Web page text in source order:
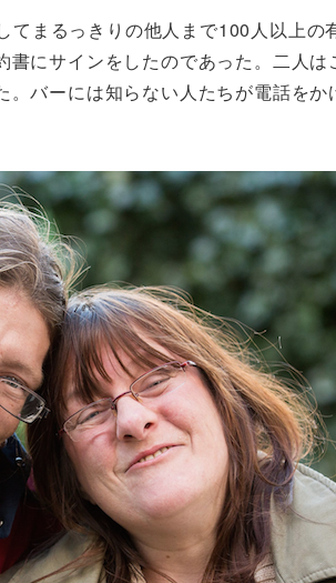
まるっきりの他人まで100人以上
にサインをしたのであった。二人
バーには知らない人たちが電話を